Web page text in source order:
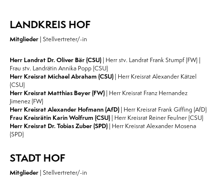
LANDKREIS HOF
Mitglieder | Stellvertreter/-in
Herr Landrat Dr. Oliver Bär (CSU) | Herr stv. Landrat Frank Stumpf (FW) |
Frau stv. Landrätin Annika Popp (CSU)
Herr Kreisrat Michael Abraham (CSU) | Herr Kreisrat Alexander Kätzel
(CSU)
Herr Kreisrat Matthias Beyer (FW) | Herr Kreisrat Franz Hernandez
Jimenez (FW)
Herr Kreisrat Alexander Hofmann (AfD)
| Herr Kreisrat Frank Giffing (AfD)
Frau Kreisrätin Karin Wolfrum (CSU) | Herr Kreisrat Reiner Feulner (CSU)
Herr Kreisrat Dr. Tobias Zuber (SPD) | Herr Kreisrat Alexander Mosena
(SPD)
STADT HOF
Mitglieder | Stellvertreter/-in